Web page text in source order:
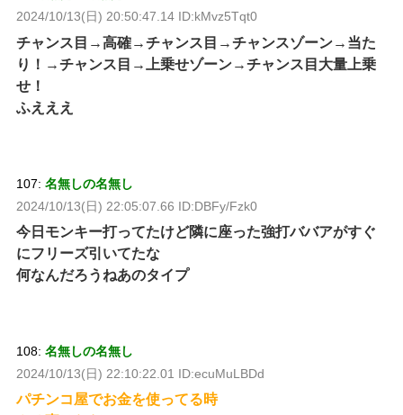
2024/10/13(日) 20:50:47.14 ID:kMvz5Tqt0
チャンス目→高確→チャンス目→チャンスゾーン→当た
り！→チャンス目→上乗せゾーン→チャンス目大量上乗
せ！
ふえええ
107: 名無しの名無し
2024/10/13(日) 22:05:07.66 ID:DBFy/Fzk0
今日モンキー打ってたけど隣に座った強打ババアがすぐ
にフリーズ引いてたな
何なんだろうねあのタイプ
108: 名無しの名無し
2024/10/13(日) 22:10:22.01 ID:ecuMuLBDd
パチンコ屋でお金を使ってる時